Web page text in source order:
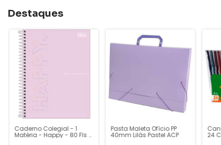
Destaques
Caderno Colegial - 1
Matéria - Happy - 80 Fls -
Pasta Maleta Ofício PP
40mm Lilás Pastel ACP 24